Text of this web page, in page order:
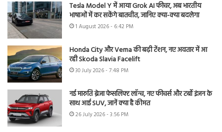
Tesla Model Y में आया Grok AI फीचर, अब भारतीय
भाषाओं में कर सकेंगे बातचीत, जानिए क्या-क्या बदलेगा
1 August 2026 - 6:42 PM
Honda City और Verna की बढ़ी टेंशन, नए अवतार में आ
रही Skoda Slavia Facelift
30 July 2026 - 7:48 PM
नई मारुति ब्रेजा फेसलिफ्ट लॉन्च, नए फीचर्स और टर्बो इंजन के
साथ आई SUV, जानें क्या है कीमत
26 July 2026 - 3:56 PM